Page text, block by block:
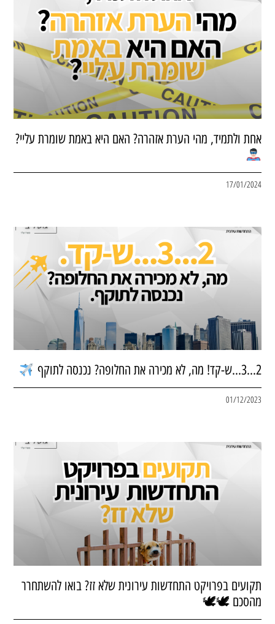
אחת ולתמיד, מהי הערת אזהרה? האם היא באמת שומרת עליי?
17/01/2024
2…3…ש-קד! מה, לא מכירה את החלופה? נכנסה לתוקף
01/12/2023
תקועים בפרויקט התחדשות עירונית שלא זז? בואו להשתחרר
מהסכם 🕊🕊